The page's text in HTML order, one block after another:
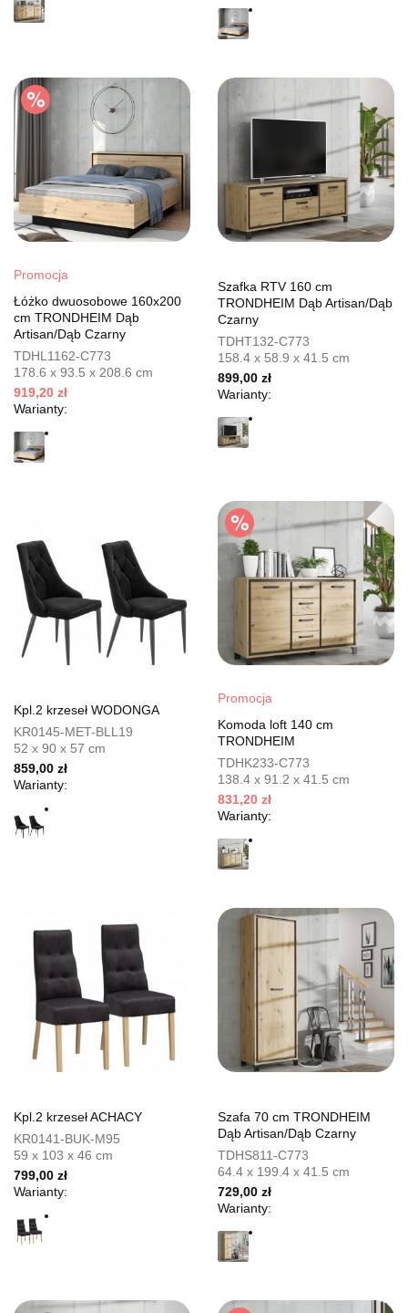
Promocja
Łóżko dwuosobowe 160x200
cm TRONDHEIM Dąb
Artisan/Dąb Czarny
TDHL1162-C773
178.6 x 93.5 x 208.6 cm
919,20 zł
Warianty:
Szafka RTV 160 cm
TRONDHEIM Dąb Artisan/Dąb
Czarny
TDHT132-C773
158.4 x 58.9 x 41.5 cm
899,00 zł
Warianty:
Kpl.2 krzeseł WODONGA
KR0145-MET-BLL19
52 x 90 x 57 cm
859,00 zł
Warianty:
Promocja
Komoda loft 140 cm
TRONDHEIM
TDHK233-C773
138.4 x 91.2 x 41.5 cm
831,20 zł
Warianty:
Kpl.2 krzeseł ACHACY
KR0141-BUK-M95
59 x 103 x 46 cm
799,00 zł
Warianty:
Szafa 70 cm TRONDHEIM
Dąb Artisan/Dąb Czarny
TDHS811-C773
64.4 x 199.4 x 41.5 cm
729,00 zł
Warianty: